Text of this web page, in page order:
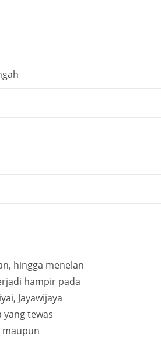
hingga menelan
hampir pada
Jayawijaya
tewas
maupun